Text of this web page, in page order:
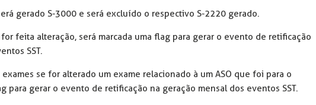
gerado S-3000 e será excluído o respectivo S-2220 gerado.
feita alteração, será marcada uma flag para gerar o evento de retificação
SST.
se for alterado um exame relacionado à um ASO que foi para o
para gerar o evento de retificação na geração mensal dos eventos SST.